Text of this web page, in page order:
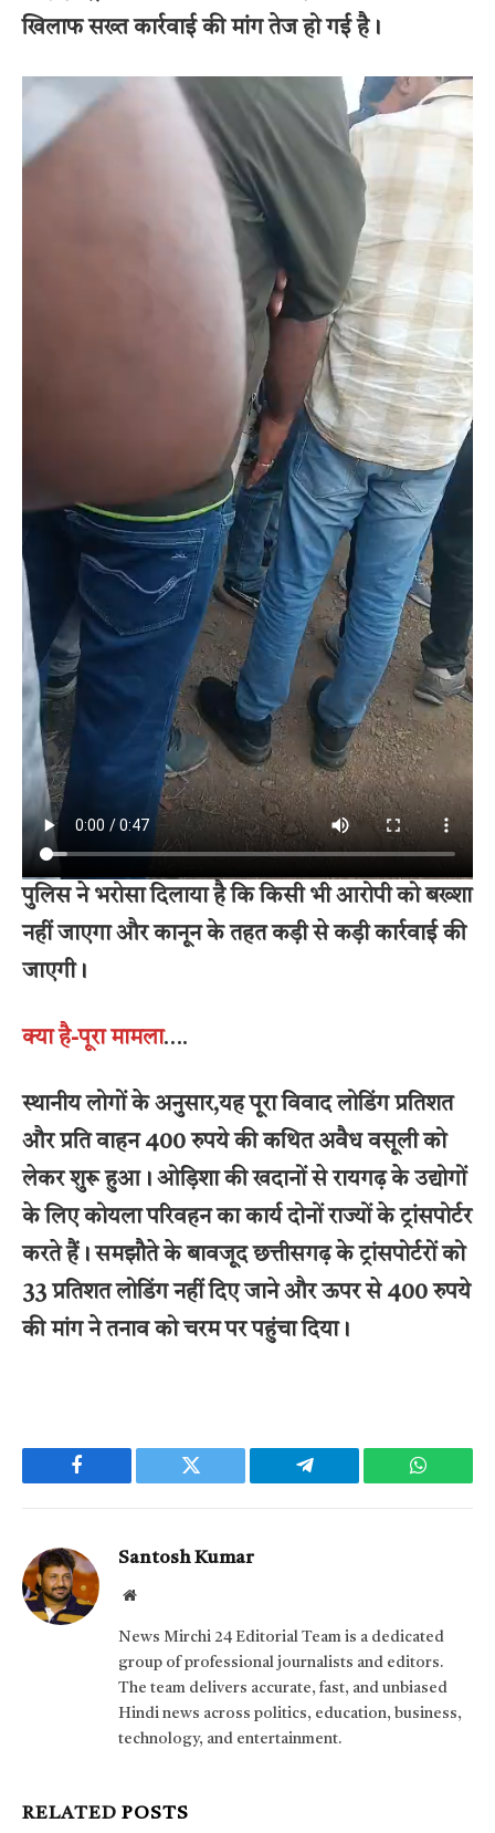
खिलाफ सख्त कार्रवाई की मांग तेज हो गई है।
पुलिस ने भरोसा दिलाया है कि किसी भी आरोपी को बख्शा
नहीं जाएगा और कानून के तहत कड़ी से कड़ी कार्रवाई की
जाएगी।
क्या है-पूरा मामला….
स्थानीय लोगों के अनुसार,यह पूरा विवाद लोडिंग प्रतिशत
और प्रति वाहन 400 रुपये की कथित अवैध वसूली को
लेकर शुरू हुआ। ओड़िशा की खदानों से रायगढ़ के उद्योगों
के लिए कोयला परिवहन का कार्य दोनों राज्यों के ट्रांसपोर्टर
करते हैं। समझौते के बावजूद छत्तीसगढ़ के ट्रांसपोर्टरों को
33 प्रतिशत लोडिंग नहीं दिए जाने और ऊपर से 400 रुपये
की मांग ने तनाव को चरम पर पहुंचा दिया।
Facebook Twitter Telegram
Santosh Kumar
Website
News Mirchi 24 Editorial Team is a dedicated
group of professional journalists and editors.
The team delivers accurate, fast, and unbiased
Hindi news across politics, education, business,
technology, and entertainment.
RELATEDPOSTS